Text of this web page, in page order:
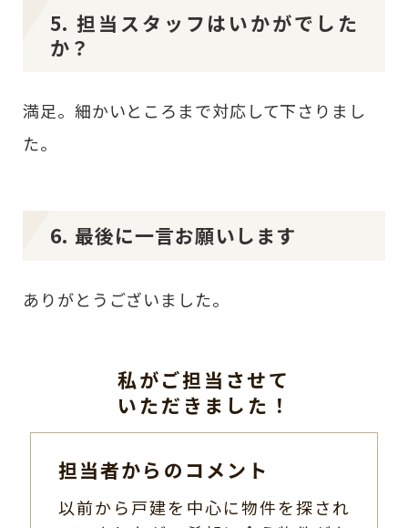
5. 担当スタッフはいかがでした
か？
満足。細かいところまで対応して下さりまし
た。
6. 最後に一言お願いします
ありがとうございました。
私がご担当させて
いただきました！
担当者からのコメント
以前から戸建を中心に物件を探され